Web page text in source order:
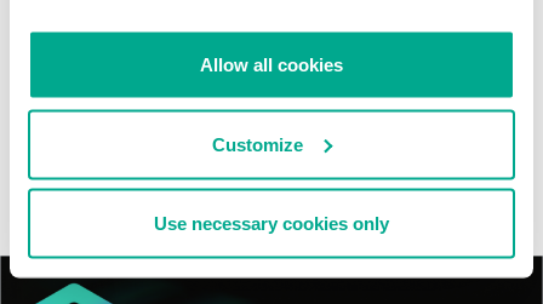
Allow all cookies
Customize
Use necessary cookies only
Tácticas, técnicas y procedimientos (TTPs) de los grupos de
APT asiáticos modernos
RevengeHotels: cibercrimen dirigido a recepciones de hotel